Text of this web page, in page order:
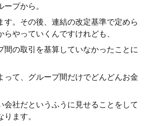
プから。
す。その後、連結の改定基準で定めら
やっていくんですけれども、
間の取引を基算していなかったことに
って、グループ間だけでどんどんお金
会社だというふうに見せることをして
ます。